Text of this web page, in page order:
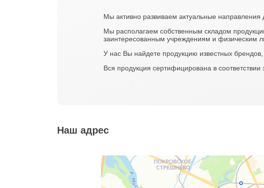
Мы активно развиваем актуальные
Мы располагаем собственным складом
заинтересованным учреждениям и физическим
У нас Вы найдете продукцию известных
Вся продукция сертифицирована в
Наш адрес